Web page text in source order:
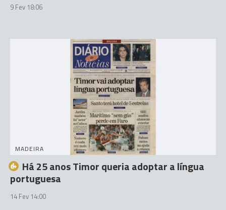
9 Fev 18:06
MADEIRA
Há 25 anos Timor queria adoptar a língua
portuguesa
14 Fev 14:00